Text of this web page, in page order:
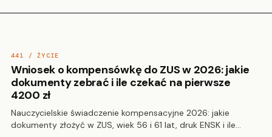
441 / ŻYCIE
Wniosek o kompensówkę do ZUS w 2026: jakie
dokumenty zebrać i ile czekać na pierwsze
4200 zł
Nauczycielskie świadczenie kompensacyjne 2026: jakie
dokumenty złożyć w ZUS, wiek 56 i 61 lat, druk ENSK i ile…